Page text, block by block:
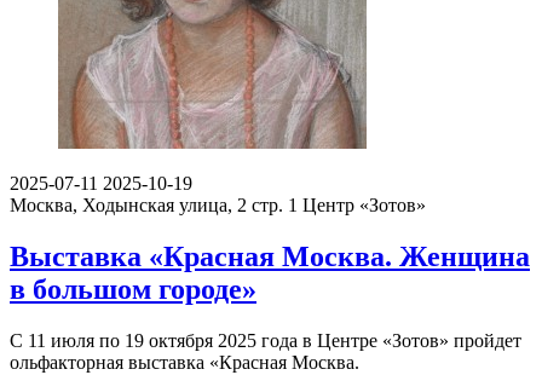
2025-07-11 2025-10-19
Москва, Ходынская улица, 2 стр. 1 Центр «Зотов»
Выставка «Красная Москва. Женщина
в большом городе»
С 11 июля по 19 октября 2025 года в Центре «Зотов» пройдет
ольфакторная выставка «Красная Москва.